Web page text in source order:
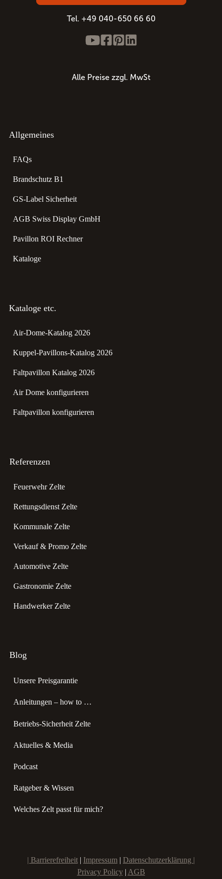
Tel. +49 040-650 66 60
Alle Preise zzgl. MwSt
Allgemeines
FAQs
Brandschutz B1
GS-Label Sicherheit
AGB Swiss Display GmbH
Pavillon ROI Rechner
Kataloge
Kataloge etc.
Air-Dome-Katalog 2026
Kuppel-Pavillons-Katalog 2026
Faltpavillon Katalog 2026
Air Dome konfigurieren
Faltpavillon konfigurieren
Referenzen
Feuerwehr Zelte
Rettungsdienst Zelte
Kommunale Zelte
Verkauf & Promo Zelte
Automotive Zelte
Gastronomie Zelte
Handwerker Zelte
Blog
Unsere Preisgarantie
Anleitungen – how to …
Betriebs-Sicherheit Zelte
Aktuelles & Media
Podcast
Ratgeber & Wissen
Welches Zelt passt für mich?
| Barrierefreiheit | Impressum | Datenschutzerklärung |
Privacy Policy| AGB